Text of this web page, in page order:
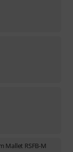
Mallet RSFB-M